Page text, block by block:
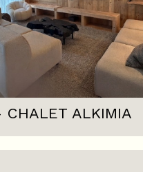
CHALET ALKIMIA